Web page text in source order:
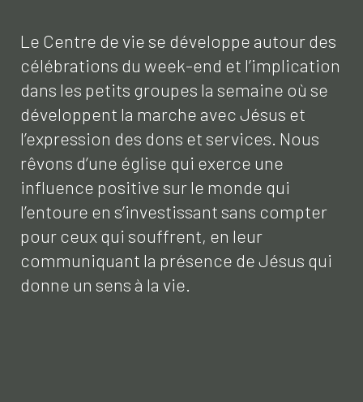
Le Centre de vie se développe autour des
célébrations du week-end et l’implication
dans les petits groupes la semaine où se
développent la marche avec Jésus et
l’expression des dons et services. Nous
rêvons d’une église qui exerce une
influence positive sur le monde qui
l’entoure en s’investissant sans compter
pour ceux qui souffrent, en leur
communiquant la présence de Jésus qui
donne un sens à la vie.